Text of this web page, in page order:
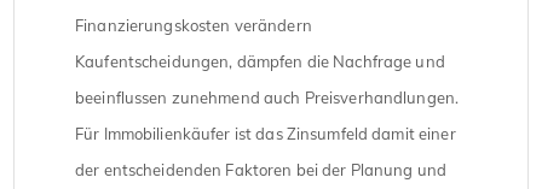
Finanzierungskosten verändern
Kaufentscheidungen, dämpfen die Nachfrage und
beeinflussen zunehmend auch Preisverhandlungen.
Für Immobilienkäufer ist das Zinsumfeld damit einer
der entscheidenden Faktoren bei der Planung und